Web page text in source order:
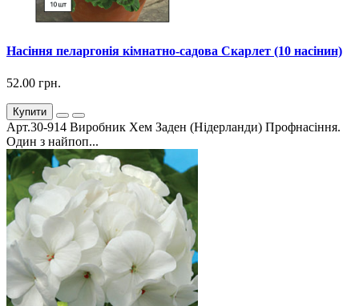
Насіння пеларгонія кімнатно-садова Скарлет (10 насінин)
52.00 грн.
Купити
Арт.30-914 Виробник Хем Заден (Нідерланди) Профнасіння.
Один з найпоп...